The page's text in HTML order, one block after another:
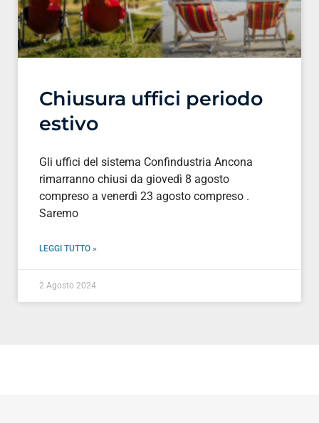
Chiusura uffici periodo
estivo
Gli uffici del sistema Confindustria Ancona
rimarranno chiusi da giovedì 8 agosto
compreso a venerdì 23 agosto compreso .
Saremo
LEGGI TUTTO »
2 Agosto 2024